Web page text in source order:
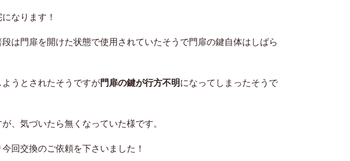
なります！
は門扉を開けた状態で使用されていたそうで門扉の鍵自体はしばら
うとされたそうですが門扉の鍵が行方不明になってしまったそうで
、気づいたら無くなっていた様です。
今回交換のご依頼を下さいました！